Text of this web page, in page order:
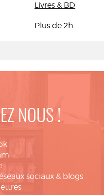
Livres & BD
Plus de 2h.
NOUS !
sociaux & blogs